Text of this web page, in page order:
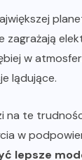
zagrażają
w
lądujące.
na te
w
lepsze